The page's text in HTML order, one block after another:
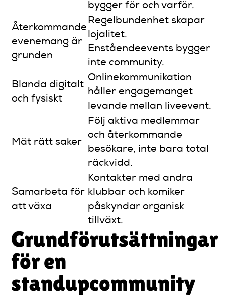
bygger för och varför.
Återkommande
evenemang är
grunden
Regelbundenhet skapar
lojalitet.
Enståendeevents bygger
inte community.
Blanda digitalt
och fysiskt
Onlinekommunikation
håller engagemanget
levande mellan liveevent.
Mät rätt saker
Följ aktiva medlemmar
och återkommande
besökare, inte bara total
räckvidd.
Samarbeta för
att växa
Kontakter med andra
klubbar och komiker
påskyndar organisk
tillväxt.
Grundförutsättningar
för en
standupcommunity